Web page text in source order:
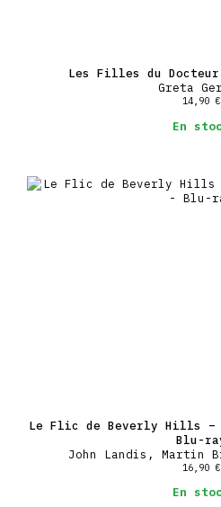
Les Filles du
Greta
14,90 €
En
Le Flic de Beverly Hills
Blu-
John Landis, Martin
16,90 €
En